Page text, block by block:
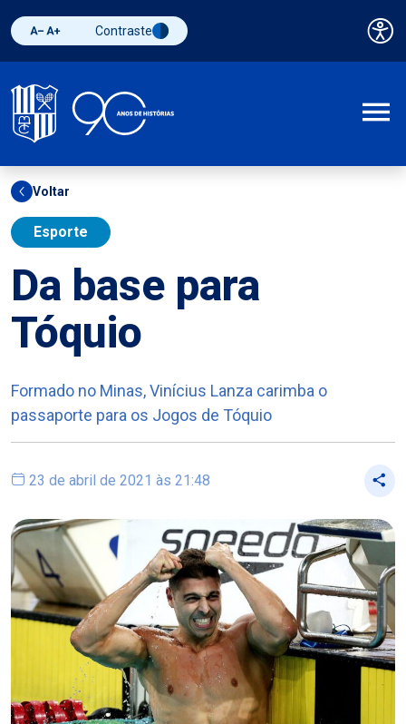
Diminuir fonte
Aumentar fonteAlternar contraste
Contraste
Voltar
Esporte
Da base para
Tóquio
Formado no Minas, Vinícius Lanza carimba o
passaporte para os Jogos de Tóquio
23 de abril de 2021 às 21:48